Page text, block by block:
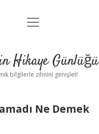
Anasayfa
Yasal Uyarı
menüyü
Hikaye Günlüğü
bilgilerle zihnini genişlet!
Ne Demek